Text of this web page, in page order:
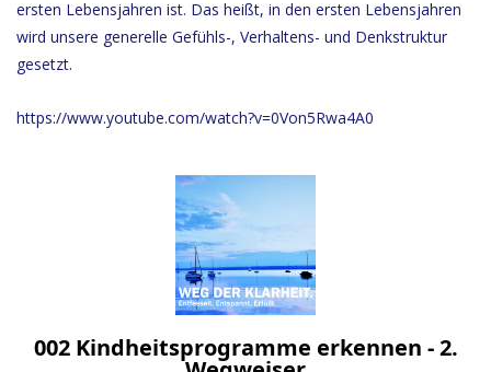
ersten Lebensjahren ist. Das heißt, in den ersten Lebensjahren
wird unsere generelle Gefühls-, Verhaltens- und Denkstruktur
gesetzt.
https://www.youtube.com/watch?v=0Von5Rwa4A0